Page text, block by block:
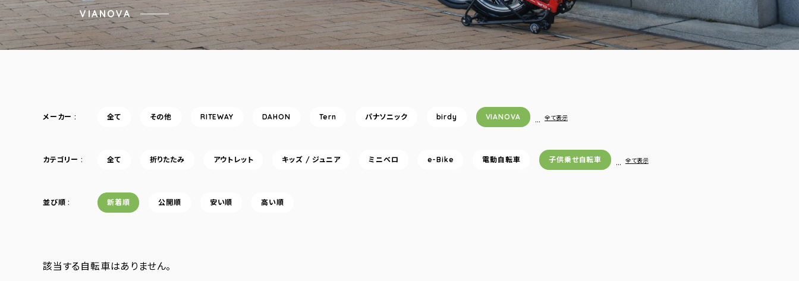
VIANOVA
メーカー 全て その他 RITEWAY DAHON Tern パナソニック birdy VIANOVA … 全て表示
カテゴリー 全て 折りたたみ アウトレット キッズ / ジュニア ミニベロ e-Bike 電動自転車 子供乗せ自転車 … 全て表示
並び順 新着順 公開順 安い順 高い順
該当する自転車はありません。